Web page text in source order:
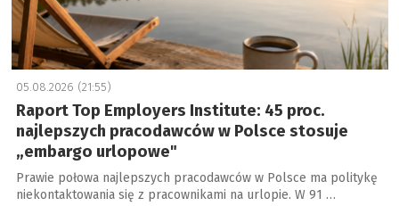
05.08.2026 (21:55)
Raport Top Employers Institute: 45 proc.
najlepszych pracodawców w Polsce stosuje
„embargo urlopowe"
Prawie połowa najlepszych pracodawców w Polsce ma politykę
niekontaktowania się z pracownikami na urlopie. W 91 …